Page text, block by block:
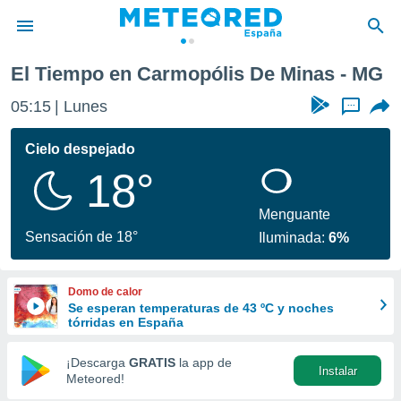
de
por
se
calidad.
a este
las
y
forma
digital
basada
El Tiempo en Carmopólis De Minas - MG
05:15 Lunes ...
Cielo despejado
18°
Sensación de 18°
Menguante
Iluminada:6%
Domo de calor
Se esperan temperaturas de 43 ºC y noches
tórridas en España
¡Descarga GRATIS la app de
Meteored!
Instalar